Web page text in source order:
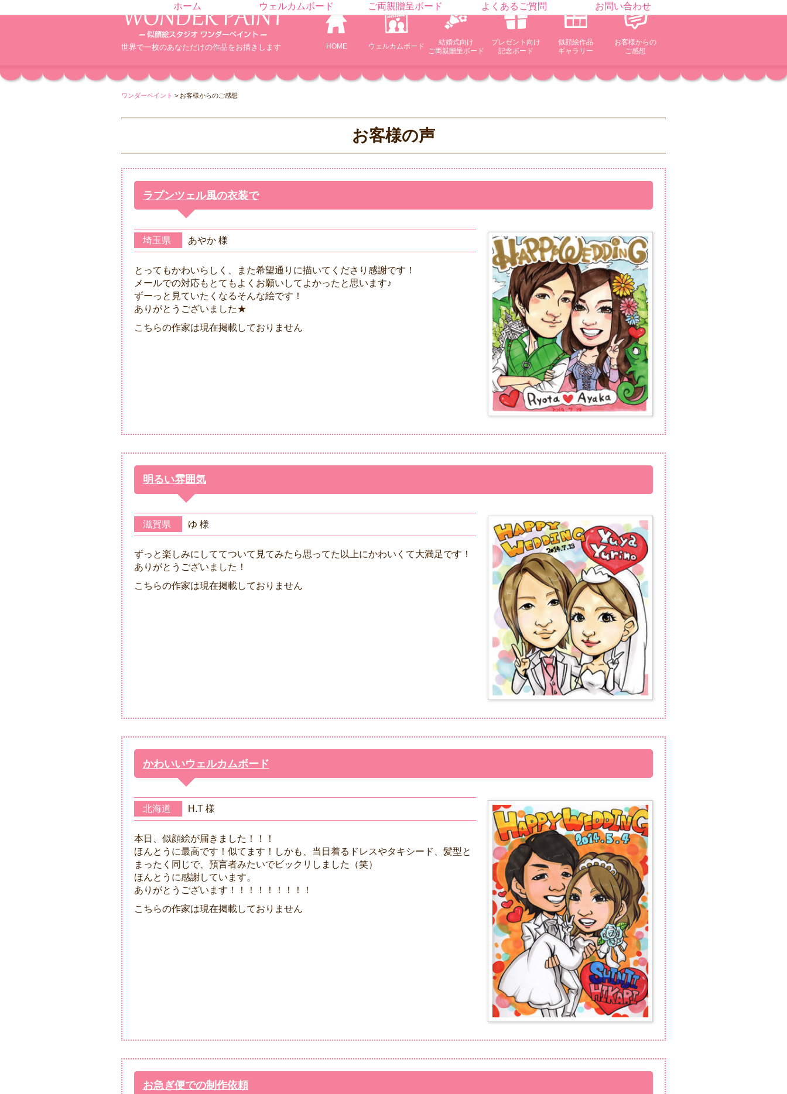
世界で一枚のあなただけの作品をお描きします HOME ウェルカムボード
結婚式向け
ご両親贈呈ボード
プレゼント向け
記念ボード
似顔絵作品
ギャラリー
お客様からの
ご感想
ホーム ウェルカムボード ご両親贈呈ボード よくあるご質問 お問い合わせ
ワンダーペイント > お客様からのご感想
お客様の声
ラプンツェル風の衣装で
埼玉県 あやか 様
とってもかわいらしく、また希望通りに描いてくださり感謝です！
メールでの対応もとてもよくお願いしてよかったと思います♪
ずーっと見ていたくなるそんな絵です！
ありがとうございました★
こちらの作家は現在掲載しておりません
明るい雰囲気
滋賀県 ゆ 様
ずっと楽しみにしててついて見てみたら思ってた以上にかわいくて大満足です！
ありがとうございました！
こちらの作家は現在掲載しておりません
かわいいウェルカムボード
北海道 H.T 様
本日、似顔絵が届きました！！！
ほんとうに最高です！似てます！しかも、当日着るドレスやタキシード、髪型と
まったく同じで、預言者みたいでビックリしました（笑）
ほんとうに感謝しています。
ありがとうございます！！！！！！！！！
こちらの作家は現在掲載しておりません
お急ぎ便での制作依頼